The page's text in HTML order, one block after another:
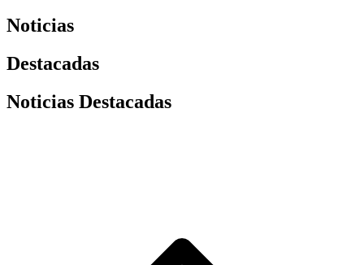
Noticias
Destacadas
Noticias Destacadas